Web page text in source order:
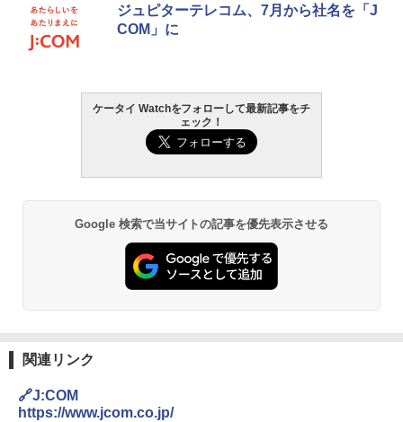
ジュピターテレコム、7月から社名を「J
COM」に
ケータイ Watchをフォローして最新記事をチ
ェック！
Google 検索で当サイトの記事を優先表示させる
関連リンク
🔗J:COM
https://www.jcom.co.jp/